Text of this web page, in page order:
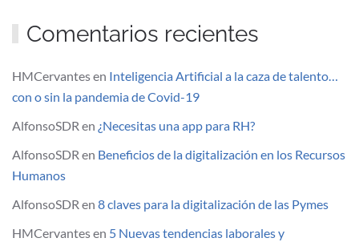
Comentarios recientes
HMCervantesen Inteligencia Artificial a la caza de talento…
con o sin la pandemia de Covid-19
AlfonsoSDR en ¿Necesitas una app para RH?
AlfonsoSDR en Beneficios de la digitalización en los Recursos
Humanos
AlfonsoSDR en 8 claves para la digitalización de las Pymes
HMCervantesen 5 Nuevas tendencias laborales y